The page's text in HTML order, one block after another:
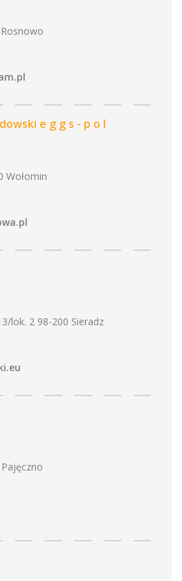
e g g s - p o l
Wołomin
lok. 2 98-200 Sieradz